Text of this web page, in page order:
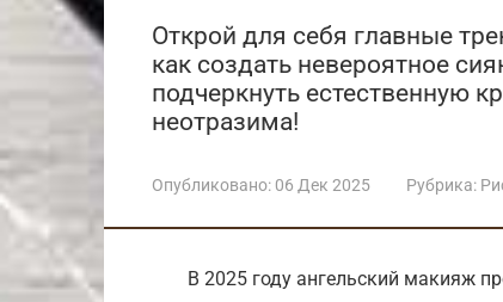
Открой для себя главные
как создать невероятное
подчеркнуть естественную
неотразима!
Опубликовано: 06 Дек 2025 Рубрика:
В 2025 году ангельский макияж